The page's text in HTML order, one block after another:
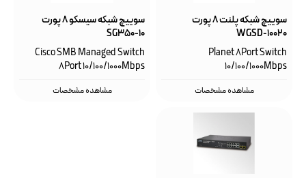
سوییچ شبکه پلنت 8 پورت
WGSD-10020
Planet 8Port Switch
10/100/1000Mbps
مشاهده مشخصات
سوییچ شبکه سیسکو ۸ پورت
SG350-10
Cisco SMB Managed Switch
8Port 10/100/1000Mbps
مشاهده مشخصات